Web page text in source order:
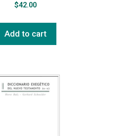
$42.00
Add to cart